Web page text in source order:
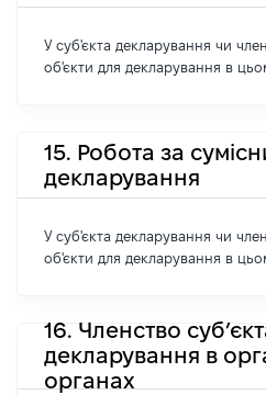
У суб'єкта декларування чи
об'єкти для декларування в
15. Робота за
декларування
У суб'єкта декларування чи
об'єкти для декларування в
16. Членство
декларування в
органах